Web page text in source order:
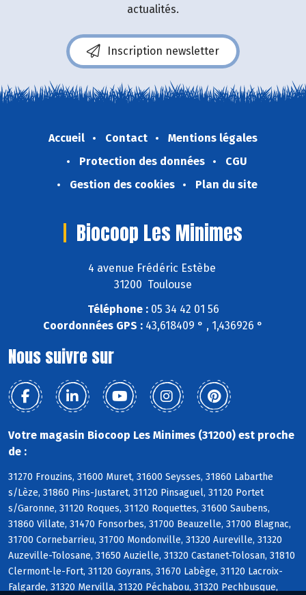
actualités.
Inscription newsletter
Accueil Contact
Mentions légales
Protection des données
CGU
Gestion des cookies
Plan du site
Biocoop Les Minimes
4 avenue Frédéric Estèbe
31200 Toulouse
Téléphone :05 34 42 01 56
Coordonnées GPS : 43,618409 ° , 1,436926 °
Nous suivre sur
Votre magasin Biocoop Les Minimes (31200) est proche
de :
31270 Frouzins, 31600 Muret, 31600 Seysses, 31860 Labarthe
s/Lèze, 31860 Pins-Justaret, 31120 Pinsaguel, 31120 Portet
s/Garonne, 31120 Roques, 31120 Roquettes, 31600 Saubens,
31860 Villate, 31470 Fonsorbes, 31700 Beauzelle, 31700 Blagnac,
31700 Cornebarrieu, 31700 Mondonville, 31320 Aureville, 31320
Auzeville-Tolosane, 31650 Auzielle, 31320 Castanet-Tolosan, 31810
Clermont-le-Fort, 31120 Goyrans, 31670 Labège, 31120 Lacroix-
Falgarde, 31320 Mervilla, 31320 Péchabou, 31320 Pechbusque,